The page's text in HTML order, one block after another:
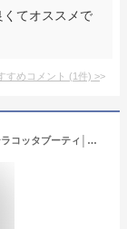
てオススメで
すめコメント (1件) >
エクセル リアルクローズシャドウ CS01 テラコッタブーティ│アイメイク アイシャドウ